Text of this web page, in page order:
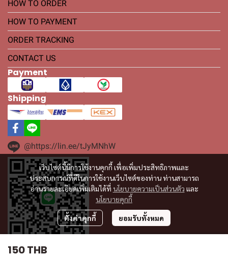
150 THB
เว็บไซต์นี้มีการใช้งานคุกกี้ เพื่อเพิ่มประสิทธิภาพและ
ประสบการณ์ที่ดีในการใช้งานเว็บไซต์ของท่าน ท่านสามารถ
อ่านรายละเอียดเพิ่มเติมได้ที่ นโยบายความเป็นส่วนตัว และ
นโยบายคุกกี้
ตั้งค่าคุกกี้ ยอมรับทั้งหมด
HOW TO ORDER
HOW TO PAYMENT
ORDER TRACKING
CONTACT US
Payment
Shipping
@https://lin.ee/tJyMNhW